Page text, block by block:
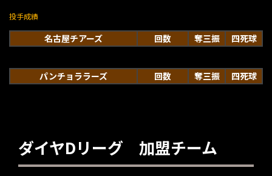
投手成績
名古屋チアーズ 回数 奪三振 四死球
パンチョララーズ 回数 奪三振 四死球
ダイヤDリーグ 加盟チーム